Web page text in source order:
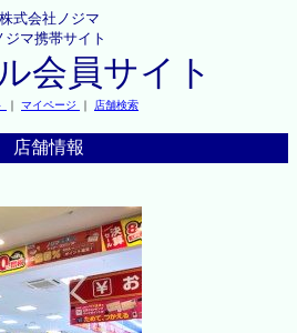
株式会社ノジマ
ジマ携帯サイト
会員サイト
｜ マイページ ｜ 店舗検索
店舗情報